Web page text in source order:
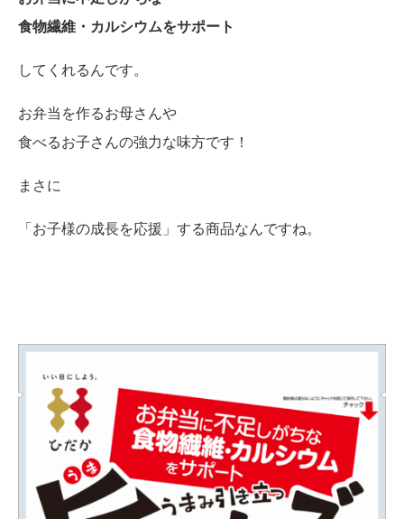
食物繊維・カルシウムをサポート
してくれるんです。
お弁当を作るお母さんや
食べるお子さんの強力な味方です！
まさに
「お子様の成長を応援」する商品なんですね。